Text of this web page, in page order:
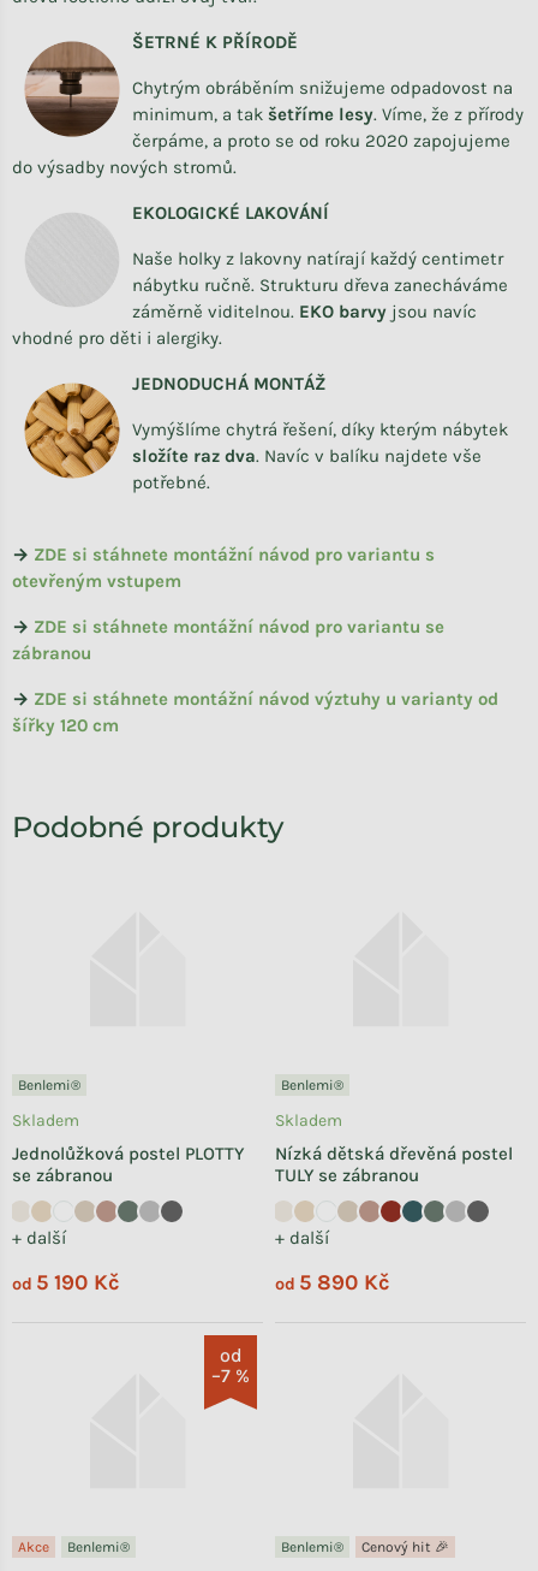
ŠETRNÉ K PŘÍRODĚ
Chytrým obráběním snižujeme odpadovost na
minimum, a tak šetříme lesy. Víme, že z přírody
čerpáme, a proto se od roku 2020 zapojujeme
do výsadby nových stromů.
EKOLOGICKÉ LAKOVÁNÍ
Naše holky z lakovny natírají každý centimetr
nábytku ručně. Strukturu dřeva zanecháváme
záměrně viditelnou. EKO barvy jsou navíc
vhodné pro děti i alergiky.
JEDNODUCHÁ MONTÁŽ
Vymýšlíme chytrá řešení, díky kterým nábytek
složíte raz dva. Navíc v balíku najdete vše
potřebné.
→ ZDE si stáhnete montážní návod pro variantu s
otevřeným vstupem
→ ZDE si stáhnete montážní návod pro variantu se
zábranou
→ ZDE si stáhnete montážní návod výztuhy u varianty od
šířky 120 cm
Benlemi®
Jednolůžková postel PLOTTY
se zábranou
+ další
Skladem
od 5 190 Kč
Benlemi®
Nízká dětská dřevěná postel
TULY se zábranou
+ další
Skladem
od 5 890 Kč
od
–7 %
Akce Benlemi® Benlemi® Cenový hit 🎉